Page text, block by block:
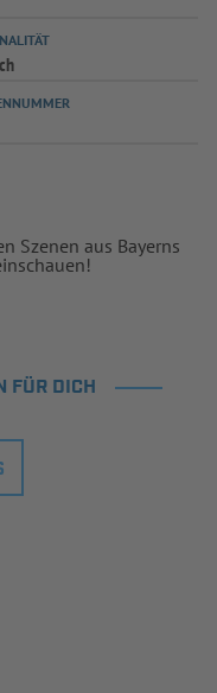
Szenen aus Bayerns
FÜR DICH